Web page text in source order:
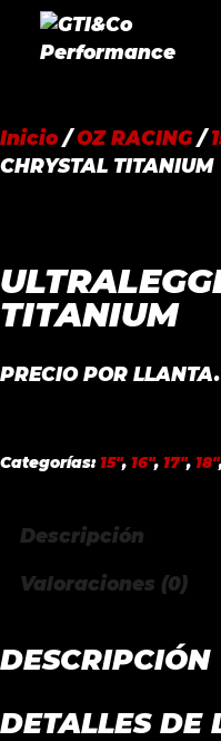
Saltar
Inicio/OZ RACING/
CHRYSTAL TITANIUM
TITANIUM
PRECIO POR LLANTA.
Categorías: 15", 16", 17", 18"
Descripción
Valoraciones (0)
DESCRIPCIÓN
DETALLES DE